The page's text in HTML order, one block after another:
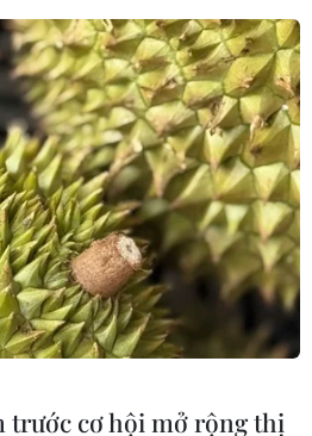
trước cơ hội mở rộng thị